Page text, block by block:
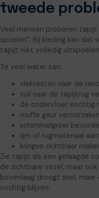
tweede
Veel mensen proberen
spoelen”. Bij kleding kan dat
tapijt niet volledig
Te veel water kan:
vlekresten naar de
vuil naar de tapijtrug
de ondervloer vochtig
muffe geur
schimmelgroei
lijm of rugmateriaal
kringen zichtbaar
Zie tapijt als een gelaagde
de zichtbare vezel, maar
bovenlaag droogt snel,
vochtig blijven.